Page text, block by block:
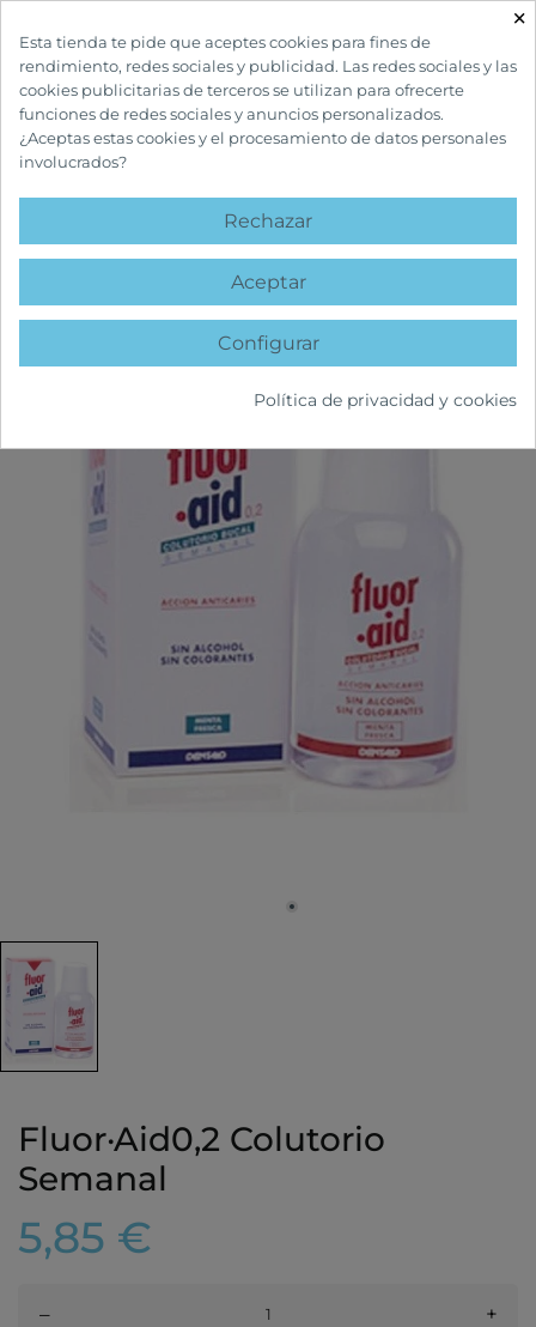
INICIO CUIDADOS BUCALES
favorite
Fluor·Aid0,2 Colutorio
Semanal
5,85 €
– +
×
Esta tienda te pide que aceptes cookies para fines de
rendimiento, redes sociales y publicidad. Las redes sociales y las
cookies publicitarias de terceros se utilizan para ofrecerte
funciones de redes sociales y anuncios personalizados.
¿Aceptas estas cookies y el procesamiento de datos personales
involucrados?
Rechazar
Aceptar
Configurar
Política de privacidad y cookies